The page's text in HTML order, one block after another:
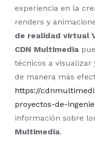
experiencia en la
renders y
de realidad virtual
CDN Multimedia
técnicos a visualizar
de manera más
https://
proyectos-de-
información sobre
Multimedia.